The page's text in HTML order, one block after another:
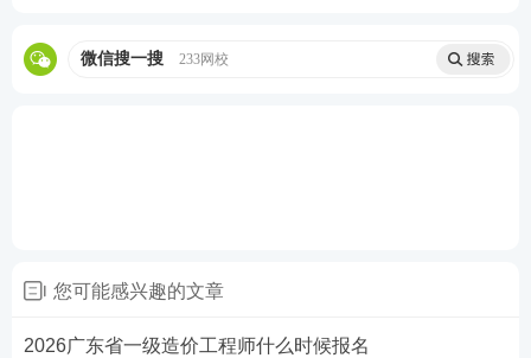
照片要求：近期彩色标准1寸，半身免冠正面证件
微信搜一搜 233网校
您可能感兴趣的文章
2026广东省一级造价工程师什么时候报名